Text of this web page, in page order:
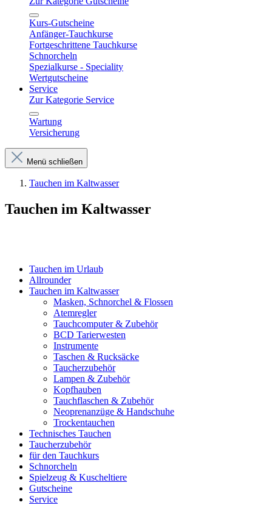
Kurs-Gutscheine
Anfänger-Tauchkurse
Fortgeschrittene Tauchkurse
Schnorcheln
Spezialkurse - Speciality
Wertgutscheine
Service
Zur Kategorie Service
Wartung
Versicherung
Menü schließen
Tauchen im Kaltwasser
Tauchen im Kaltwasser
Tauchen im Urlaub
Allrounder
Tauchen im Kaltwasser
Masken, Schnorchel & Flossen
Atemregler
Tauchcomputer & Zubehör
BCD Tarierwesten
Instrumente
Taschen & Rucksäcke
Taucherzubehör
Lampen & Zubehör
Kopfhauben
Tauchflaschen & Zubehör
Neoprenanzüge & Handschuhe
Trockentauchen
Technisches Tauchen
Taucherzubehör
für den Tauchkurs
Schnorcheln
Spielzeug & Kuscheltiere
Gutscheine
Service